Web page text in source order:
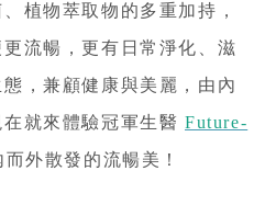
植物萃取物的多重加持，
流暢，更有日常淨化、滋
，兼顧健康與美麗，由內
在就來體驗冠軍生醫Future-
而外散發的流暢美！